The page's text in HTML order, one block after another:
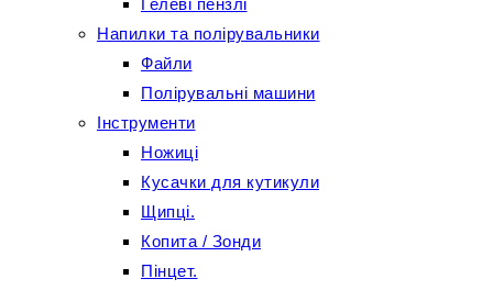
Гелеві пензлі
Напилки та полірувальники
Файли
Полірувальні машини
Інструменти
Ножиці
Кусачки для кутикули
Щипці.
Копита / Зонди
Пінцет.